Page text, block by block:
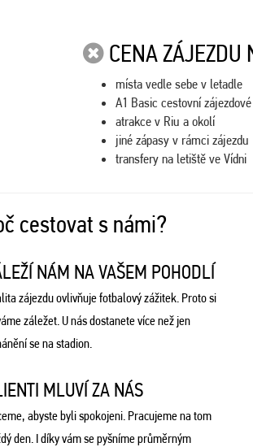
CENA ZÁJEZDU
místa vedle sebe v letadle
A1 Basic cestovní
atrakce v Riu a okolí
jiné zápasy v rámci zájezdu
transfery na letiště ve Vídni
cestovat s námi?
NÁM NA VAŠEM POHODLÍ
zájezdu ovlivňuje fotbalový zážitek. Proto si
záležet. U nás dostanete více než jen
se na stadion.
MLUVÍ ZA NÁS
abyste byli spokojeni. Pracujeme na tom
den. I díky vám se pyšníme průměrným